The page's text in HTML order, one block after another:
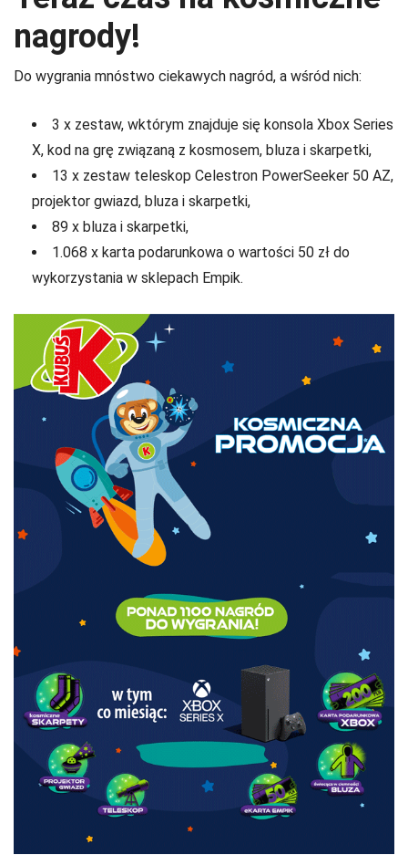
nagrody!
Do wygrania mnóstwo ciekawych nagród, a wśród nich:
3 x zestaw, wktórym znajduje się konsola Xbox Series
X, kod na grę związaną z kosmosem, bluza i skarpetki,
13 x zestaw teleskop Celestron PowerSeeker 50 AZ,
projektor gwiazd, bluza i skarpetki,
89 x bluza i skarpetki,
1.068 x karta podarunkowa o wartości 50 zł do
wykorzystania w sklepach Empik.